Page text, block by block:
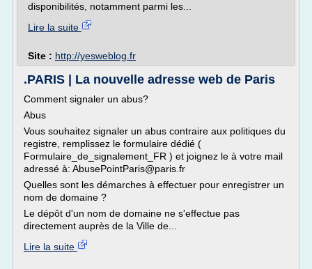
disponibilités, notamment parmi les...
Lire la suite
Site : http://yesweblog.fr
.PARIS | La nouvelle adresse web de Paris
Comment signaler un abus?
Abus
Vous souhaitez signaler un abus contraire aux politiques du
registre, remplissez le formulaire dédié (
Formulaire_de_signalement_FR ) et joignez le à votre mail
adressé à: AbusePointParis@paris.fr
Quelles sont les démarches à effectuer pour enregistrer un
nom de domaine ?
Le dépôt d'un nom de domaine ne s'effectue pas
directement auprès de la Ville de...
Lire la suite